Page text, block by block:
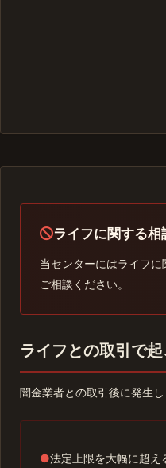
ライフに関する
当センターにはライフ
ご相談ください。
ライフとの取引で
闇金業者との取引後に発生
●法定上限を大幅に超え